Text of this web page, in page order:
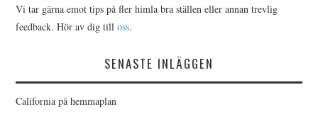
Vi tar gärna emot tips på fler himla bra ställen eller annan trevlig
feedback. Hör av dig tilloss.
SENASTE INLÄGGEN
California på hemmaplan